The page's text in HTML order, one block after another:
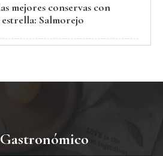
mejores conservas con
Salmorejo